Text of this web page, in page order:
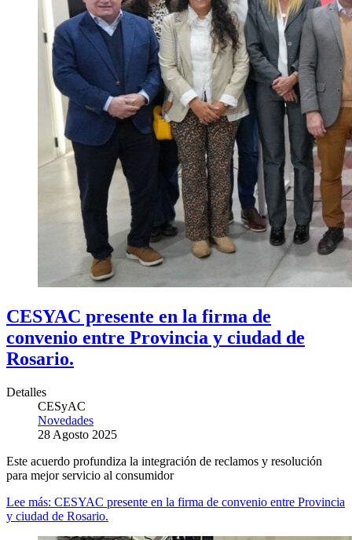
CESYAC presente en la firma de
convenio entre Provincia y ciudad de
Rosario.
Detalles
CESyAC
Novedades
28 Agosto 2025
Este acuerdo profundiza la integración de reclamos y resolución
para mejor servicio al consumidor
Lee más: CESYAC presente en la firma de convenio entre Provincia
y ciudad de Rosario.